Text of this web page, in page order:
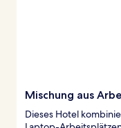
Mischung aus
Dieses Hotel